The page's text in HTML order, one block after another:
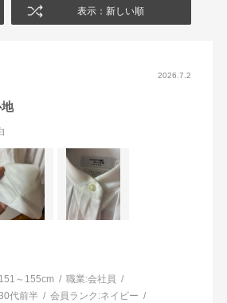
表示：新しい順
2026.7.2
151～155cm 職業:会社員
代前半 会員ランク:ネイビー